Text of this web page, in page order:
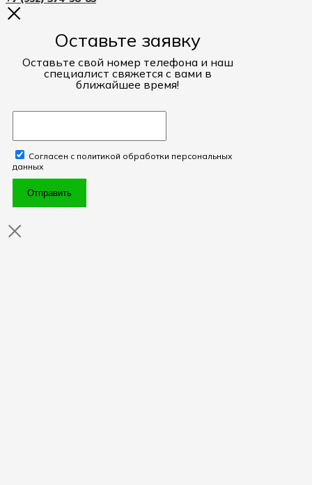
Оставьте заявку
Оставьте свой номер телефона и наш
специалист свяжется с вами в
ближайшее время!
Согласен с политикой обработки персональных
данных
Отправить